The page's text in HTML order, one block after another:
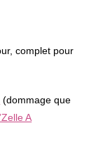
complet pour
(dommage que
A